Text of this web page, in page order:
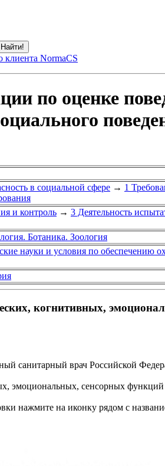
клиента NormaCS
по оценке
в социальной сфере → 1
и контроль → 3 Деятельность
Ботаника. Зоология
науки и условия по обеспечению
когнитивных,
санитарный врач Российской
эмоциональных, сенсорных
нажмите на иконку рядом с